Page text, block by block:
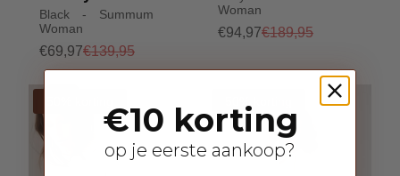
Black - Summum
Woman
€69,97€139,95
Woman
€94,97€189,95
€10 korting
op je eerste aankoop?